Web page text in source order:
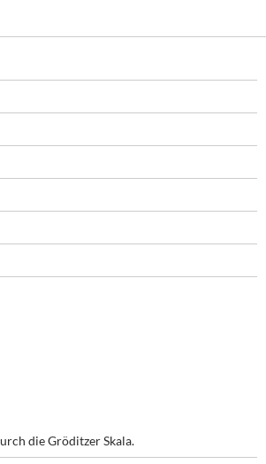
die Gröditzer Skala.